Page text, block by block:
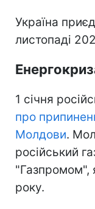
Україна
листопаді
1 січня
про
Молдови.
російський
"Газпромом",
року.